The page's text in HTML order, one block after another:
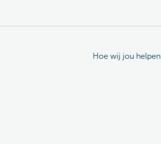
Hoe wij jou helpen